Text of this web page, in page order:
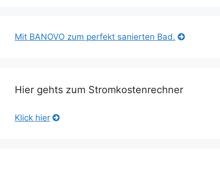
Mit BANOVO zum perfekt sanierten Bad.
Hier gehts zum Stromkostenrechner
Klick hier